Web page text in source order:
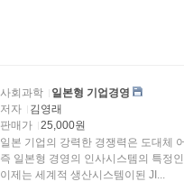
사회과학
일본형 기업경영
저자
김영래
판매가
25,000원
일본 기업의 강력한 경쟁력은 도대체
즉 일본형 경영의 인사시스템의 특정인 ①종신고용과 ②연공서열임금 ③기업내 노동조합 그리
이제는 세계적 생산시스템이된 JI...